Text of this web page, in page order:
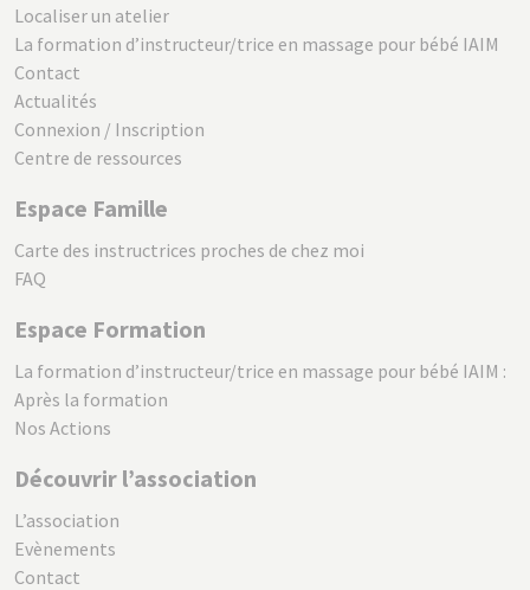
Localiser un atelier
La formation d’instructeur/trice en massage pour bébé IAIM
Contact
Actualités
Connexion / Inscription
Centre de ressources
Espace Famille
Carte des instructrices proches de chez moi
FAQ
Espace Formation
La formation d’instructeur/trice en massage pour bébé IAIM :
Après la formation
Nos Actions
Découvrir l’association
L’association
Evènements
Contact